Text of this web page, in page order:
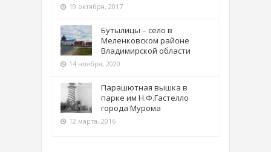
19 октября, 2017
Бутылицы – село в
Меленковском районе
Владимирской области
14 ноября, 2020
Парашютная вышка в
парке им Н.Ф.Гастелло
города Мурома
12 марта, 2016